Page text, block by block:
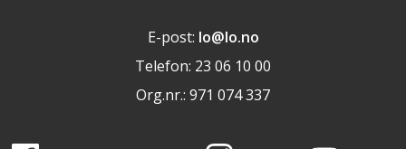
E-post: lo@lo.no
Telefon: 23 06 10 00
Org.nr.: 971 074 337